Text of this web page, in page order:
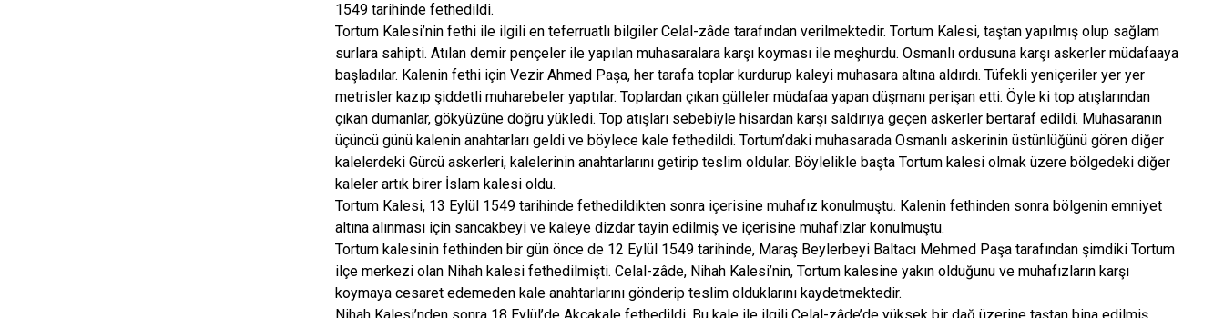
1549 tarihinde fethedildi.
Tortum Kalesi’nin fethi ile ilgili en teferruatlı bilgiler Celal-zâde tarafından verilmektedir. Tortum Kalesi, taştan yapılmış olup sağlam
surlara sahipti. Atılan demir pençeler ile yapılan muhasaralara karşı koyması ile meşhurdu. Osmanlı ordusuna karşı askerler müdafaaya
başladılar. Kalenin fethi için Vezir Ahmed Paşa, her tarafa toplar kurdurup kaleyi muhasara altına aldırdı. Tüfekli yeniçeriler yer yer
metrisler kazıp şiddetli muharebeler yaptılar. Toplardan çıkan gülleler müdafaa yapan düşmanı perişan etti. Öyle ki top atışlarından
çıkan dumanlar, gökyüzüne doğru yükledi. Top atışları sebebiyle hisardan karşı saldırıya geçen askerler bertaraf edildi. Muhasaranın
üçüncü günü kalenin anahtarları geldi ve böylece kale fethedildi. Tortum’daki muhasarada Osmanlı askerinin üstünlüğünü gören diğer
kalelerdeki Gürcü askerleri, kalelerinin anahtarlarını getirip teslim oldular. Böylelikle başta Tortum kalesi olmak üzere bölgedeki diğer
kaleler artık birer İslam kalesi oldu.
Tortum Kalesi, 13 Eylül 1549 tarihinde fethedildikten sonra içerisine muhafız konulmuştu. Kalenin fethinden sonra bölgenin emniyet
altına alınması için sancakbeyi ve kaleye dizdar tayin edilmiş ve içerisine muhafızlar konulmuştu.
Tortum kalesinin fethinden bir gün önce de 12 Eylül 1549 tarihinde, Maraş Beylerbeyi Baltacı Mehmed Paşa tarafından şimdiki Tortum
ilçe merkezi olan Nihah kalesi fethedilmişti. Celal-zâde, Nihah Kalesi’nin, Tortum kalesine yakın olduğunu ve muhafızların karşı
koymaya cesaret edemeden kale anahtarlarını gönderip teslim olduklarını kaydetmektedir.